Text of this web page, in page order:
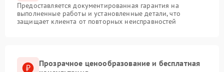
Предоставляется документированная гарантия на
выполненные работы и установленные детали, что
защищает клиента от повторных неисправностей
Прозрачное ценообразование и бесплатная